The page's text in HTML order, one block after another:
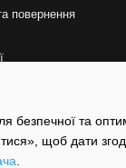
повернення
безпечної та
щоб дати